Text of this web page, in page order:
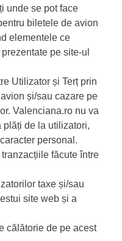
unde se pot face
biletele de avion
elementele ce
pe site-ul
Utilizator și Terț prin
și/sau cazare pe
Valenciana.ro nu va
plăți de la utilizatori,
personal.
făcute între
taxe și/sau
site web și a
călătorie de pe acest